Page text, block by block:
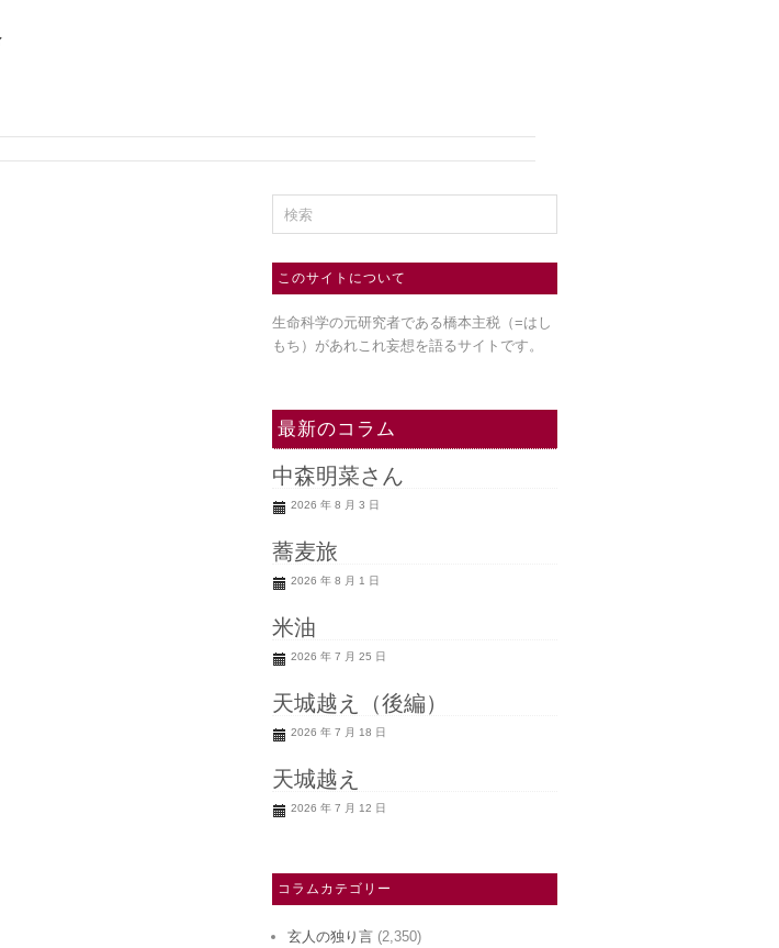
このサイトについて
生命科学の元研究者である橋本主税（=はし
もち） があれこれ妄想を語るサイトです。
最新のコラム
中森明菜さん
2026 年 8 月 3 日
蕎麦旅
2026 年 8 月 1 日
米油
2026 年 7 月 25 日
天城越え（後編）
2026 年 7 月 18 日
天城越え
2026 年 7 月 12 日
コラムカテゴリー
玄人の独り言 (2,350)